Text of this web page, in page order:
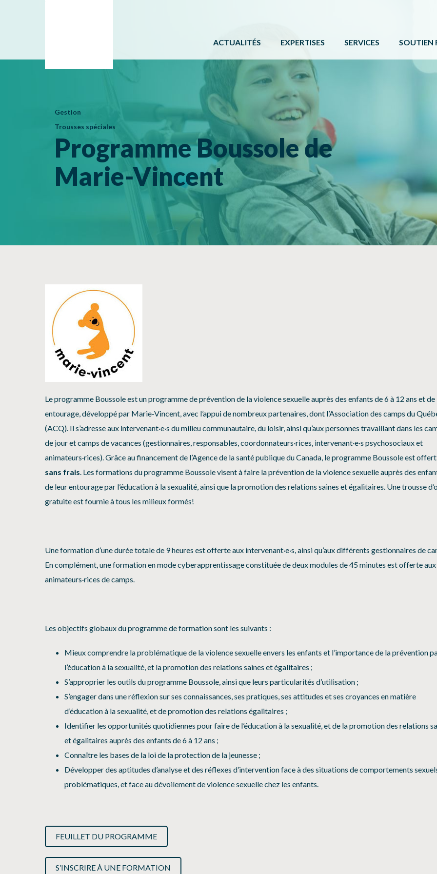
ACTUALITÉS EXPERTISES
ACTIVITÉ PHYSIQUE
BÉNÉVOLAT
CAMPS DE JOUR
LOISIR CULTUREL
LOISIR MUNICIPAL
PARCS ET ESPACES RÉCRÉATIFS
PERSONNES HANDICAPÉES
PLEIN AIR
SÉCURITÉ, INTÉGRITÉ ET ÉTHIQUE
SPORT
SERVICES
FORMATIONS ET
SOUTIEN
Gestion
Trousses spéciales
Programme Boussole de
Marie-Vincent
Le programme Boussole est un programme de prévention de la violence sexuelle auprès des enfants de 6 à 12 ans et de
entourage, développé par Marie-Vincent, avec l’appui de nombreux partenaires, dont l’Association des camps du
(ACQ). Il s’adresse aux intervenant·e·s du milieu communautaire, du loisir, ainsi qu’aux personnes travaillant dans les
de jour et camps de vacances (gestionnaires, responsables, coordonnateurs·rices, intervenant·e·s psychosociaux et
animateurs·rices). Grâce au financement de l’Agence de la santé publique du Canada, le programme Boussole est offert
sans frais. Les formations du programme Boussole visent à faire la prévention de la violence sexuelle auprès des
de leur entourage par l’éducation à la sexualité, ainsi que la promotion des relations saines et égalitaires. Une trousse
gratuite est fournie à tous les milieux formés!
Une formation d’une durée totale de 9 heures est offerte aux intervenant·e·s, ainsi qu’aux différents gestionnaires de
En complément, une formation en mode cyberapprentissage constituée de deux modules de 45 minutes est offerte aux
animateurs·rices de camps.
Les objectifs globaux du programme de formation sont les suivants :
Mieux comprendre la problématique de la violence sexuelle envers les enfants et l’importance de la prévention
l’éducation à la sexualité, et la promotion des relations saines et égalitaires ;
S’approprier les outils du programme Boussole, ainsi que leurs particularités d’utilisation ;
S’engager dans une réflexion sur ses connaissances, ses pratiques, ses attitudes et ses croyances en matière
d’éducation à la sexualité, et de promotion des relations égalitaires ;
Identifier les opportunités quotidiennes pour faire de l’éducation à la sexualité, et de la promotion des relations
et égalitaires auprès des enfants de 6 à 12 ans ;
Connaître les bases de la loi de la protection de la jeunesse ;
Développer des aptitudes d’analyse et des réflexes d’intervention face à des situations de comportements
problématiques, et face au dévoilement de violence sexuelle chez les enfants.
FEUILLET DU PROGRAMME
S’INSCRIRE À UNE FORMATION